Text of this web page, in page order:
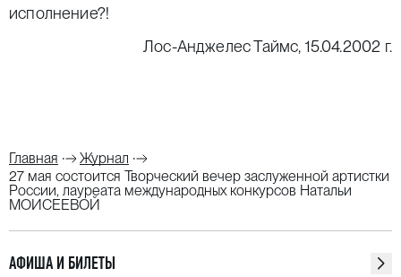
исполнение?!
Лос-Анджелес Таймс, 15.04.2002 г.
Главная
Журнал
27 мая состоится Творческий вечер заслуженной артистки
России, лауреата международных конкурсов Натальи
МОИСЕЕВОЙ
АФИША И БИЛЕТЫ